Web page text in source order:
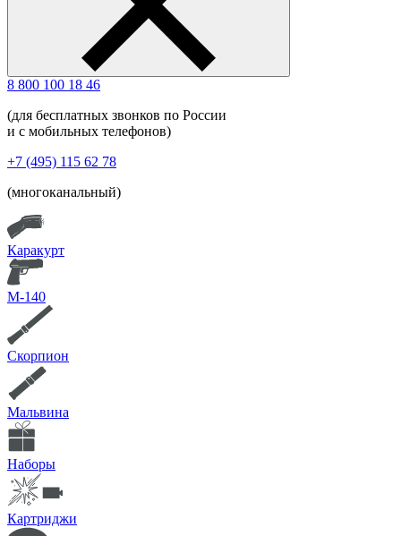
8 800 100 18 46
(для бесплатных звонков по России
и с мобильных телефонов)
+7 (495) 115 62 78
(многоканальный)
Каракурт
М-140
Скорпион
Мальвина
Наборы
Картриджи